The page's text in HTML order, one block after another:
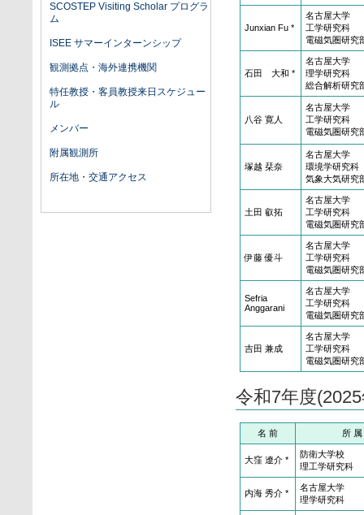
Junxian Fu *
名古屋大学
工学研究科
電磁気圏研究
石田 大和 *
名古屋大学
理学研究科
総合解析研究
八谷 寛人
名古屋大学
工学研究科
電磁気圏研究
塚越 栞奈
名古屋大学
環境学研究科
気象大気研究
土田 叡拓
名古屋大学
工学研究科
電磁気圏研究
伊藤 優斗
名古屋大学
工学研究科
電磁気圏研究
Sefria
Anggarani
名古屋大学
工学研究科
電磁気圏研究
吉田 兼成
名古屋大学
工学研究科
電磁気圏研究
令和7年度
名 前 所 属
大窪 遼介 *
防衛大学校
理工学研究科
内海 秀介 *
名古屋大学
理学研究科
SCOSTEP Visiting Scholar プログラ
ム
ISEE サマーインターンシップ
観測拠点・海外連携機関
特任教授・客員教授来日スケジュー
ル
メンバー
附属観測所
所在地・交通アクセス